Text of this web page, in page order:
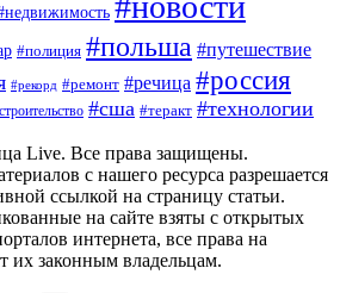
#полиция #польша #путешествие
#рекорд #ремонт #речица #россия
#сша #теракт #технологии
Live. Все права защищены.
с нашего ресурса разрешается
ссылкой на страницу статьи.
на сайте взяты с открытых
интернета, все права на
их законным владельцам.